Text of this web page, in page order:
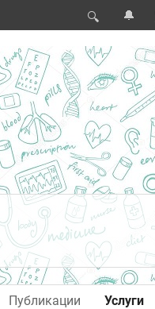
🔍 🔔
Публикации Услуги